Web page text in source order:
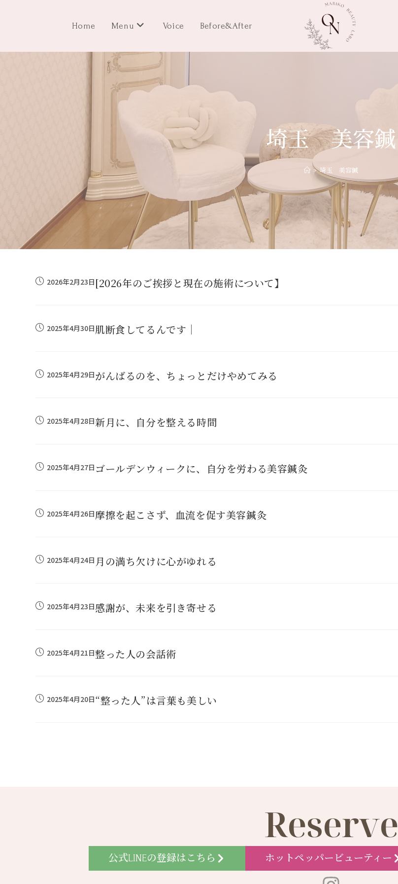
Home Menu Voice Before&After
埼玉 美容鍼
> 埼玉 美容鍼
2026年2月23日 [2026年のご挨拶と現在の施術について】
2025年4月30日肌断食してるんです｜
2025年4月29日がんばるのを、ちょっとだけやめてみる
2025年4月28日新月に、自分を整える時間
2025年4月27日 ゴールデンウィークに、自分を労わる美容鍼灸
2025年4月26日摩擦を起こさず、血流を促す美容鍼灸
2025年4月24日 月の満ち欠けに心がゆれる
2025年4月23日感謝が、未来を引き寄せる
2025年4月21日整った人の会話術
2025年4月20日“整った人”は言葉も美しい
Reserve
公式LINEの登録はこちら ホットペッパービューティー